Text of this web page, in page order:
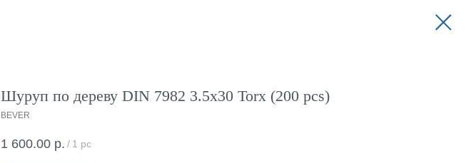
Шуруп по дереву DIN 7982 3.5x30 Torx (200 pcs)
BEVER
1 600.00 р. / 1 pc